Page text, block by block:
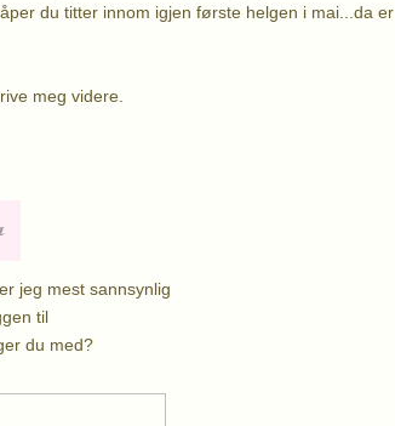
du titter innom igjen første helgen i mai...da er
meg videre.
jeg mest sannsynlig
til
du med?